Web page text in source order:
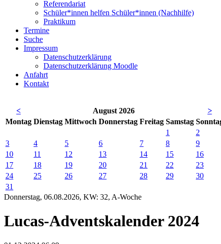
Referendariat
Schüler*innen helfen Schüler*innen (Nachhilfe)
Praktikum
Termine
Suche
Impressum
Datenschutzerklärung
Datenschutzerklärung Moodle
Anfahrt
Kontakt
< August 2026
>
Montag Dienstag Mittwoch Donnerstag Freitag Samstag So
1
2
3
4 5 6 7 8
9
10
11 12 13 14 15
16
17
18 19 20 21 22
23
24
25 26 27 28 29
30
31
Donnerstag, 06.08.2026, KW: 32, A-Woche
Lucas-Adventskalender 2024